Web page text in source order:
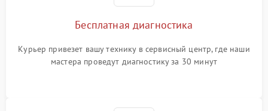
Бесплатная диагностика
Курьер привезет вашу технику в сервисный центр, где наши
мастера проведут диагностику за 30 минут